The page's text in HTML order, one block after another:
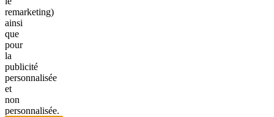
remarketing)
ainsi
que
pour
la
publicité
personnalisée
et
non
personnalisée.